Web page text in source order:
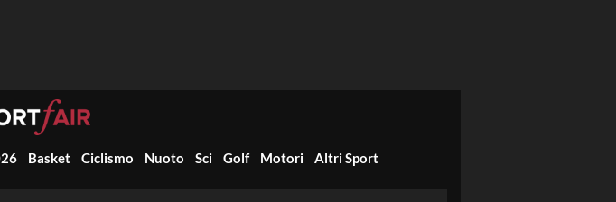
Basket Ciclismo Nuoto Sci Golf Motori Altri Sport